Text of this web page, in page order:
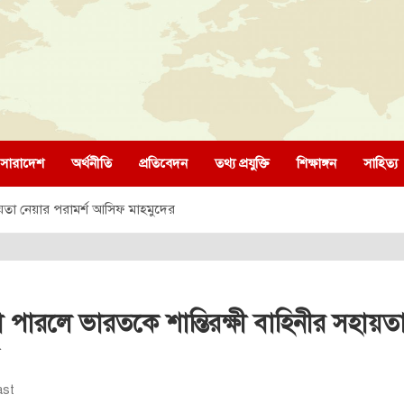
সারাদেশ অর্থনীতি প্রতিবেদন তথ্য প্রযুক্তি শিক্ষাঙ্গন সাহিত্য
নেয়ার পরামর্শ আসিফ মাহমুদের
পারলে ভারতকে শান্তিরক্ষী বাহিনীর